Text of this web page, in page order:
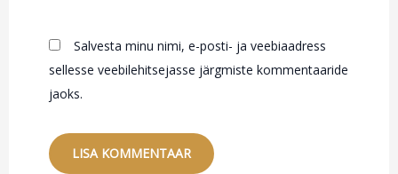
Salvesta minu nimi, e-posti- ja veebiaadress
sellesse veebilehitsejasse järgmiste kommentaaride
jaoks.